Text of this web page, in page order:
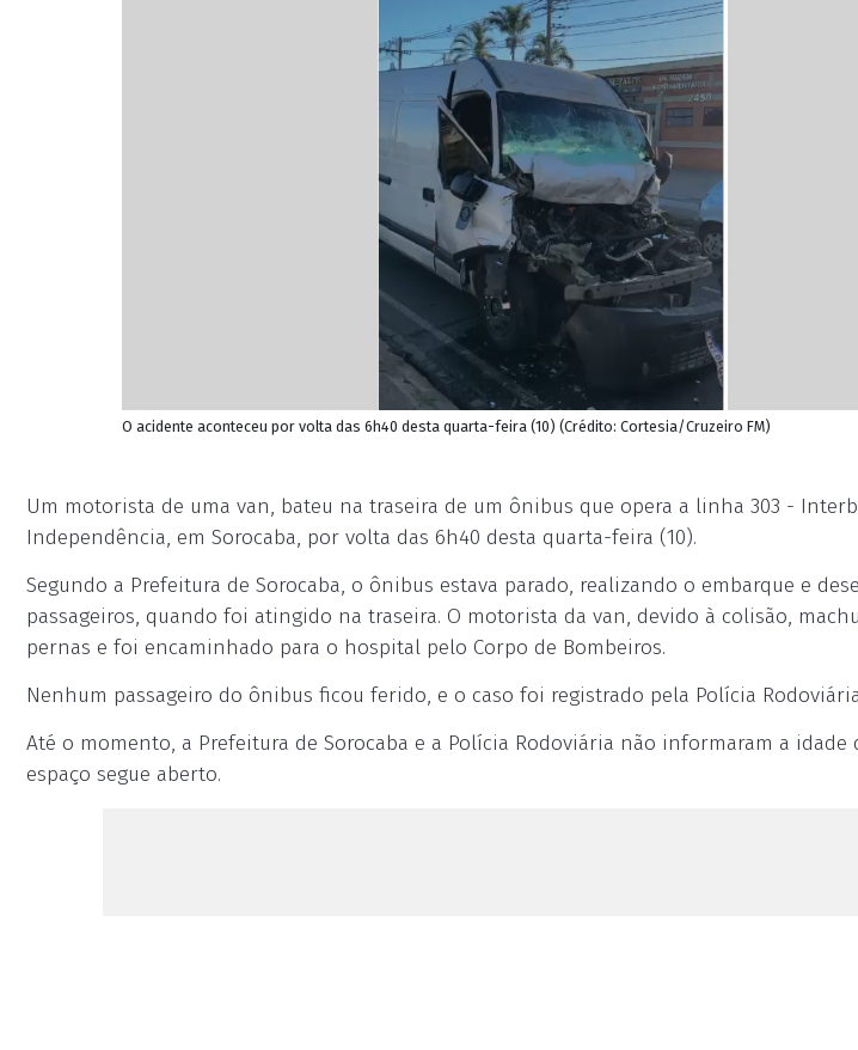
O acidente aconteceu por volta das 6h40 desta quarta-feira (10) (Crédito: Cortesia/Cruzeiro FM)
Um motorista de uma van, bateu na traseira de um ônibus que opera a linha 303 -
Independência, em Sorocaba, por volta das 6h40 desta quarta-feira (10).
Segundo a Prefeitura de Sorocaba, o ônibus estava parado, realizando o embarque e
passageiros, quando foi atingido na traseira. O motorista da van, devido à colisão,
pernas e foi encaminhado para o hospital pelo Corpo de Bombeiros.
Nenhum passageiro do ônibus ficou ferido, e o caso foi registrado pela Polícia
Até o momento, a Prefeitura de Sorocaba e a Polícia Rodoviária não informaram a idade
espaço segue aberto.